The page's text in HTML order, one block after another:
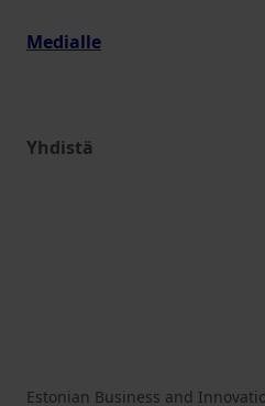
Medialle
Yhdistä
Estonian Business and